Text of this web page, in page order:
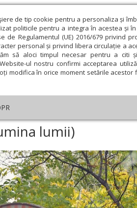
de tip cookie pentru a personaliza și
politicile pentru a integra în acestea și
de Regulamentul (UE) 2016/679 privind
personal și privind libera circulație a
să aloci timpul necesar pentru a citi
ul nostru confirmi acceptarea
modifica în orice moment setările
și spiritualitate
zilei Evanghelia de Duminică
Educaţie și
zilei
lumii)
Februarie Martie Aprilie